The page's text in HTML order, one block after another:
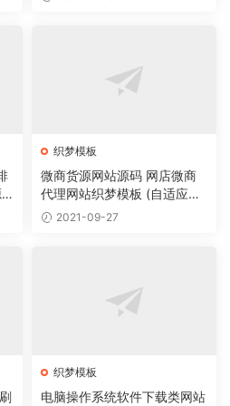
织梦模板
微商货源网站源码 网店微商
代理网站织梦模板 (自适应手
机版)2021-09-27
织梦模板
电脑操作系统软件下载类网站